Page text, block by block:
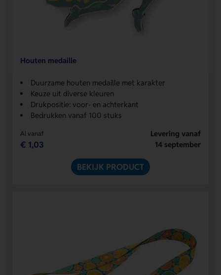
Houten medaille
Duurzame houten medaille met karakter
Keuze uit diverse kleuren
Drukpositie: voor- en achterkant
Bedrukken vanaf 100 stuks
Al vanaf
€ 1,03
Levering vanaf
14 september
BEKIJK PRODUCT